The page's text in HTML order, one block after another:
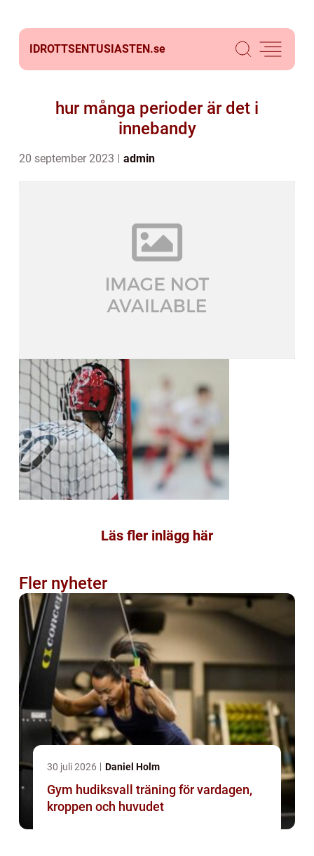
IDROTTSENTUSIASTEN.se
hur många perioder är det i
innebandy
20 september 2023 admin
Läs fler inlägg här
Fler nyheter
30 juli 2026 Daniel Holm
Gym hudiksvall träning för vardagen,
kroppen och huvudet